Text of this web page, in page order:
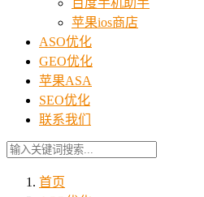
百度手机助手
苹果ios商店
ASO优化
GEO优化
苹果ASA
SEO优化
联系我们
首页